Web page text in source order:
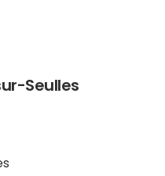
Seulles